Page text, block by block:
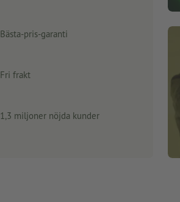
Bästa-pris-garanti
Fri frakt
1,3 miljoner nöjda kunder